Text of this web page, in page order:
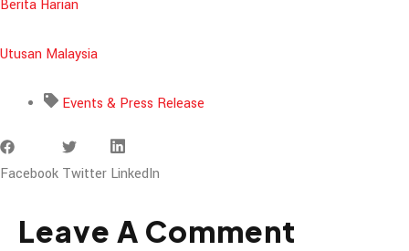
Berita Harian
Utusan Malaysia
Events & Press Release
Facebook Twitter LinkedIn
Leave A Comment